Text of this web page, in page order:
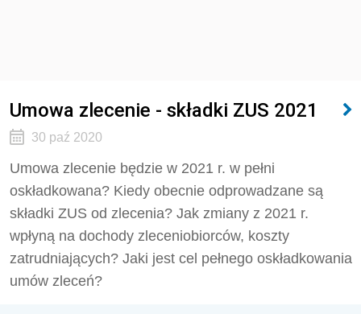
Umowa zlecenie - składki ZUS 2021
30 paź 2020
Umowa zlecenie będzie w 2021 r. w pełni
oskładkowana? Kiedy obecnie odprowadzane są
składki ZUS od zlecenia? Jak zmiany z 2021 r.
wpłyną na dochody zleceniobiorców, koszty
zatrudniających? Jaki jest cel pełnego oskładkowania
umów zleceń?